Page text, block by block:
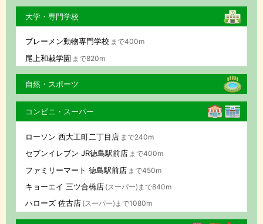
大学・専門学校
ブレーメン動物専門学校 まで400m
尾上和裁学園 まで820m
自然・スポーツ
コンビニ・スーパー
ローソン 西大工町二丁目店 まで240m
セブンイレブン JR徳島駅前店 まで400m
ファミリーマート 徳島駅前店 まで450m
キョーエイ 三ツ合橋店 (スーパー)まで840m
ハローズ 佐古店 (スーパー)まで1080m